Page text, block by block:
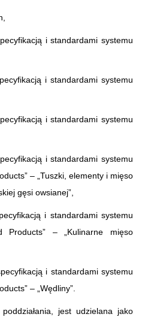
i standardami systemu
i standardami systemu
i standardami systemu
i standardami systemu
– „Tuszki, elementy i mięso
gęsi owsianej”,
i standardami systemu
Products” – „Kulinarne mięso
i standardami systemu
– „Wędliny”.
jest udzielana jako